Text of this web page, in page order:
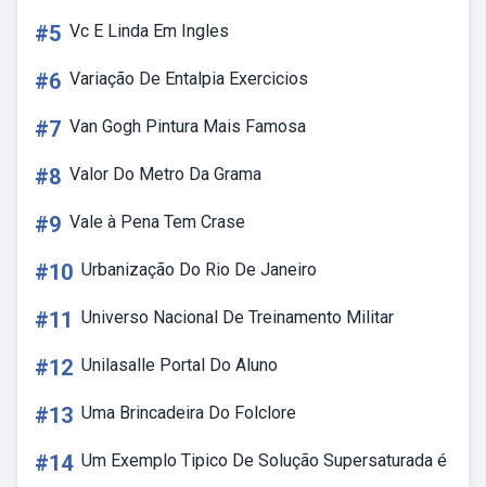
#5 Vc E Linda Em Ingles
#6 Variação De Entalpia Exercicios
#7 Van Gogh Pintura Mais Famosa
#8 Valor Do Metro Da Grama
#9 Vale à Pena Tem Crase
#10 Urbanização Do Rio De Janeiro
#11 Universo Nacional De Treinamento Militar
#12 Unilasalle Portal Do Aluno
#13 Uma Brincadeira Do Folclore
#14 Um Exemplo Tipico De Solução Supersaturada é